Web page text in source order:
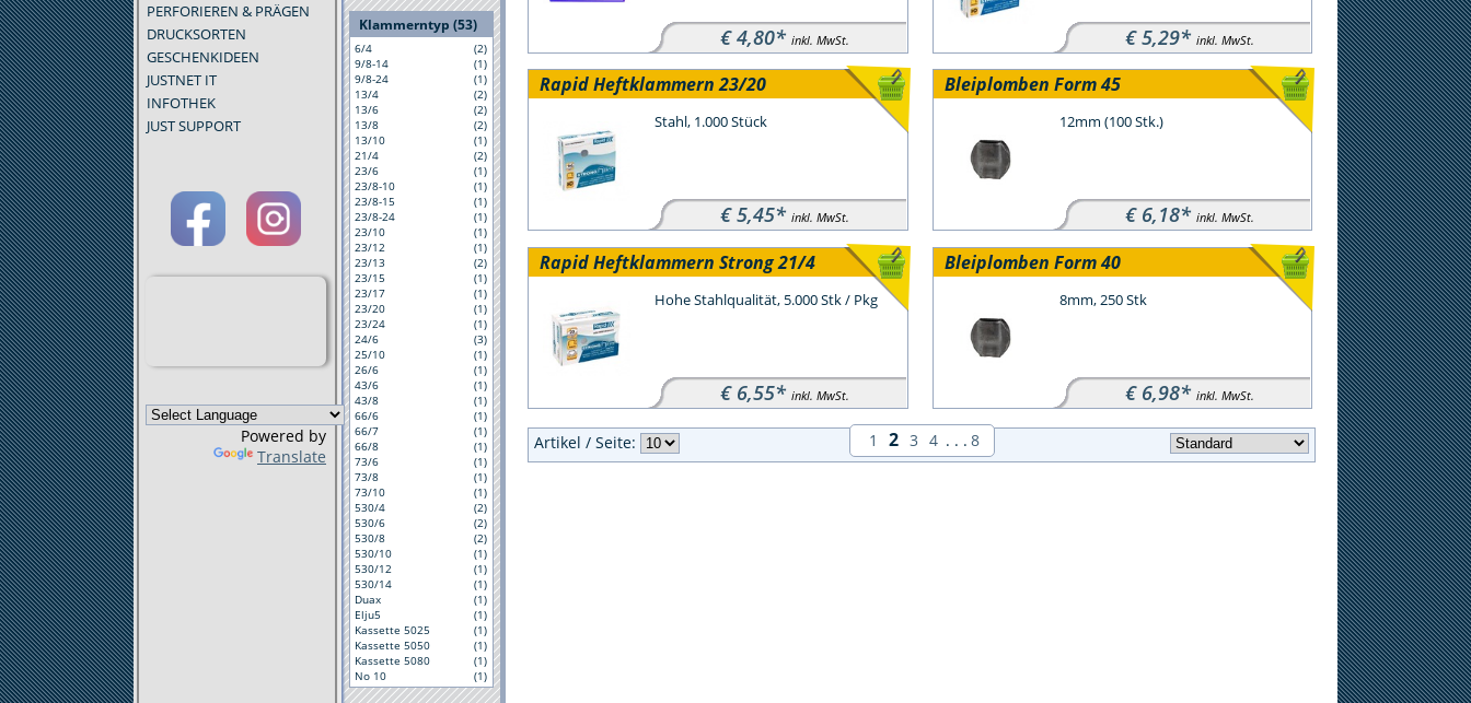
PERFORIEREN & PRÄGEN
DRUCKSORTEN
GESCHENKIDEEN
JUSTNET IT
INFOTHEK
JUST SUPPORT
Powered by
Translate
Klammerntyp (53)
6/4
(2)
9/8-14
(1)
9/8-24
(1)
13/4
(2)
13/6
(2)
13/8
(2)
13/10
(1)
21/4
(2)
23/6
(1)
23/8-10
(1)
23/8-15
(1)
23/8-24
(1)
23/10
(1)
23/12
(1)
23/13
(2)
23/15
(1)
23/17
(1)
23/20
(1)
23/24
(1)
24/6
(3)
25/10
(1)
26/6
(1)
43/6
(1)
43/8
(1)
66/6
(1)
66/7
(1)
66/8
(1)
73/6
(1)
73/8
(1)
73/10
(1)
530/4
(2)
530/6
(2)
530/8
(2)
530/10
(1)
530/12
(1)
530/14
(1)
Duax
(1)
Elju5
(1)
Kassette 5025
(1)
Kassette 5050
(1)
Kassette 5080
(1)
No 10
(1)
€ 4,80* inkl. MwSt. € 5,29* inkl. MwSt.
Rapid Heftklammern 23/20
Stahl, 1.000 Stück
€ 5,45* inkl. MwSt.
Bleiplomben Form 45
12mm (100 Stk.)
€ 6,18* inkl. MwSt.
Rapid Heftklammern Strong 21/4
Hohe Stahlqualität, 5.000 Stk / Pkg
€ 6,55* inkl. MwSt.
Bleiplomben Form 40
8mm, 250 Stk
€ 6,98* inkl. MwSt.
Artikel / Seite: 1 2 3 4 . . . 8